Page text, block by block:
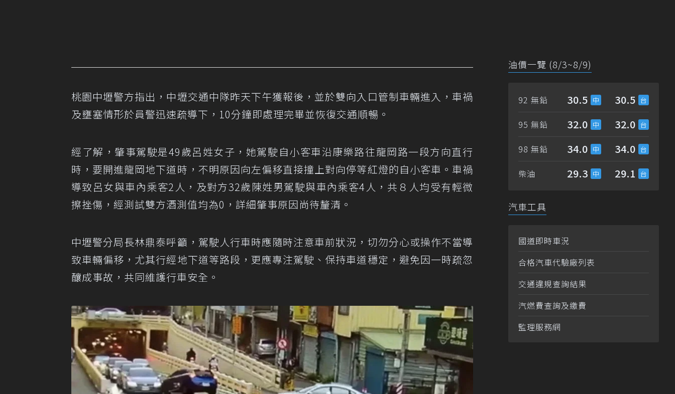
桃園中壢警方指出，中壢交通中隊昨天下午獲報後，並於雙向入口管制車輛進入，車禍
及壅塞情形於員警迅速疏導下，10分鐘即處理完畢並恢復交通順暢。
經了解，肇事駕駛是49歲呂姓女子，她駕駛自小客車沿康樂路往龍岡路一段方向直行
時，要開進龍岡地下道時，不明原因向左偏移直接撞上對向停等紅燈的自小客車。車禍
導致呂女與車內乘客2人，及對方32歲陳姓男駕駛與車內乘客4人，共８人均受有輕微
擦挫傷，經測試雙方酒測值均為0，詳細肇事原因尚待釐清。
中壢警分局長林鼎泰呼籲，駕駛人行車時應隨時注意車前狀況，切勿分心或操作不當導
致車輛偏移，尤其行經地下道等路段，更應專注駕駛、保持車道穩定，避免因一時疏忽
釀成事故，共同維護行車安全。
油價一覽 (8/3~8/9)
92 無鉛 30.5 30.5
95 無鉛 32.0 32.0
98 無鉛 34.0 34.0
柴油 29.3 29.1
汽車工具
國道即時車況
合格汽車代驗廠列表
交通違規查詢結果
汽燃費查詢及繳費
監理服務網